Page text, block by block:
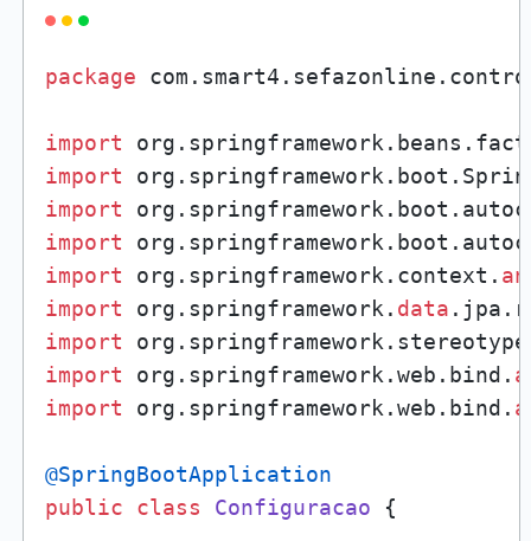
package
import
import
import
import
import org.springframework.context.
import org.springframework. data
import
import org.springframework.web.bind.
import org.springframework.web.bind.
@SpringBootApplication
public
class Configuracao {